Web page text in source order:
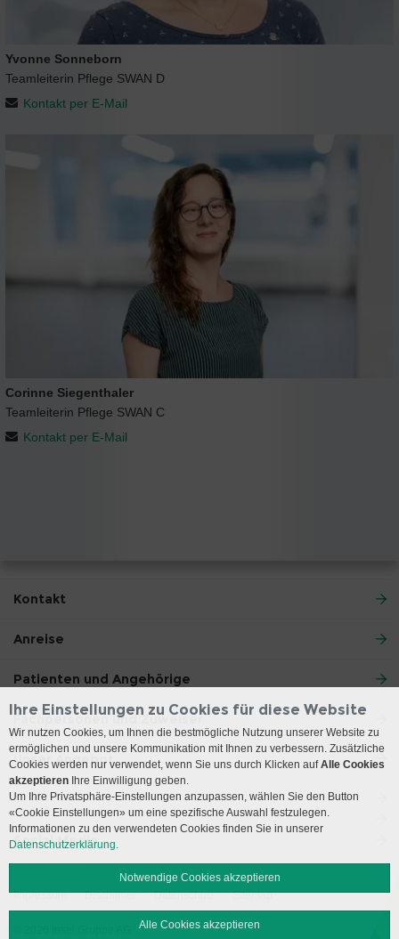
Yvonne Sonneborn
Teamleiterin Pflege SWAN D
Kontakt per E-Mail
Corinne Siegenthaler
Teamleiterin Pflege SWAN C
Kontakt per E-Mail
Kontakt
Anreise
Patienten und Angehörige
Fachpersonen und Zuweiser
Unser Angebot
Social Media
Impressum Disclaimer Datenschutz Sitemap
Ihre Einstellungen zu Cookies für diese Website
Wir nutzen Cookies, um Ihnen die bestmögliche Nutzung unserer Website zu
ermöglichen und unsere Kommunikation mit Ihnen zu verbessern. Zusätzliche
Cookies werden nur verwendet, wenn Sie uns durch Klicken aufAlle Cookies
akzeptieren Ihre Einwilligung geben.
Um Ihre Privatsphäre-Einstellungen anzupassen, wählen Sie den Button
«Cookie Einstellungen» um eine spezifische Auswahl festzulegen.
Informationen zu den verwendeten Cookies finden Sie in unserer
Datenschutzerklärung.
Notwendige Cookies akzeptieren
Alle Cookies akzeptieren